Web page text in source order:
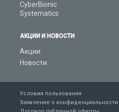
CyberBionic
Systematics
АКЦИИ И НОВОСТИ
Акции
Новости
Условия пользования
Заявление о конфиденциальности